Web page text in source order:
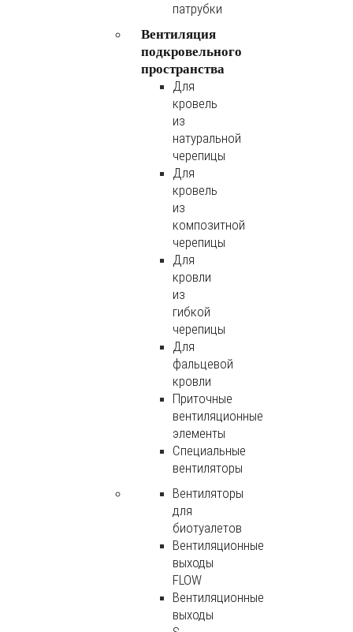
патрубки
Вентиляция
подкровельного
пространства
Для
кровель
из
натуральной
черепицы
Для
кровель
из
композитной
черепицы
Для
кровли
из
гибкой
черепицы
Для
фальцевой
кровли
Приточные
вентиляционные
элементы
Специальные
вентиляторы
Вентиляторы
для
биотуалетов
Вентиляционные
выходы
FLOW
Вентиляционные
выходы